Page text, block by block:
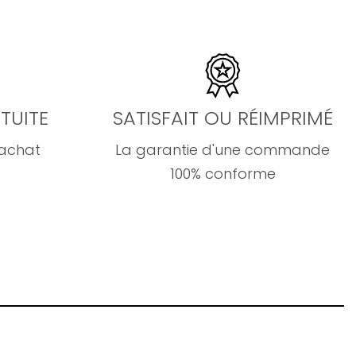
SATISFAIT OU RÉIMPRIMÉ
La garantie d'une commande
100% conforme